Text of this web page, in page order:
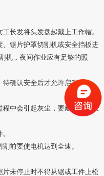
发将头发盘起戴上工作帽。
锯片护罩切割机或安全挡板进
机，夜间作业应有足够的照
确认安全后才允许启动。
中会引起灰尘，要戴上口罩或
前要使电机达到全速。
未停止时不得从锯或工件上松